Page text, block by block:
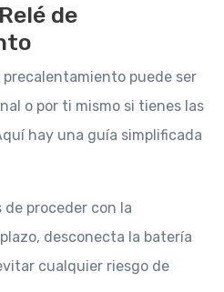
de
puede ser
o por ti mismo si tienes las
hay una guía simplificada
de proceder con la
desconecta la batería
cualquier riesgo de